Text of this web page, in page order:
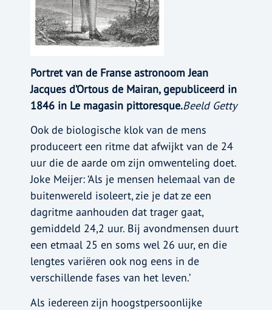
Portret van de Franse astronoom Jean
Jacques d’Ortous de Mairan, gepubliceerd in
1846 in Le magasin pittoresque.Beeld Getty
Ook de biologische klok van de mens
produceert een ritme dat afwijkt van de 24
uur die de aarde om zijn omwenteling doet.
Joke Meijer: ‘Als je mensen helemaal van de
buitenwereld isoleert, zie je dat ze een
dagritme aanhouden dat trager gaat,
gemiddeld 24,2 uur. Bij avondmensen duurt
een etmaal 25 en soms wel 26 uur, en die
lengtes variëren ook nog eens in de
verschillende fases van het leven.’
Als iedereen zijn hoogstpersoonlijke